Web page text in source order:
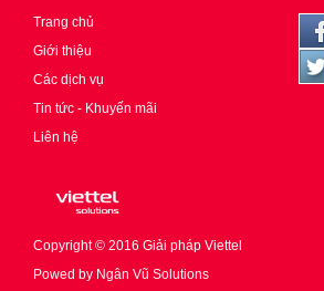
Trang chủ
Giới thiệu
Các dịch vụ
Tin tức - Khuyến mãi
Liên hệ
Copyright © 2016 Giải pháp Viettel
Powed by Ngân Vũ Solutions